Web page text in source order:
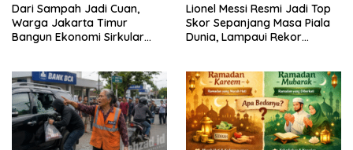
Dari Sampah Jadi Cuan,
Warga Jakarta Timur
Bangun Ekonomi Sirkular
Lionel Messi Resmi Jadi Top
Skor Sepanjang Masa Piala
Dunia, Lampaui Rekor